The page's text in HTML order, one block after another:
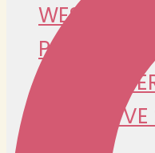
WESTWERK:
PEPA
CESTA,
ZAČALA